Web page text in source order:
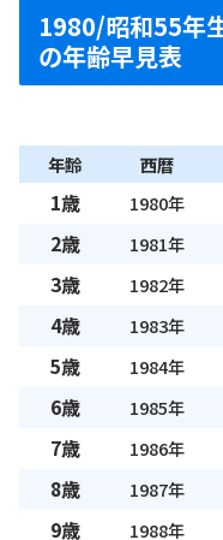
1980/昭和55年
の年齢早見表
年齢 西暦
1歳 1980年
2歳 1981年
3歳 1982年
4歳 1983年
5歳 1984年
6歳 1985年
7歳 1986年
8歳 1987年
9歳 1988年